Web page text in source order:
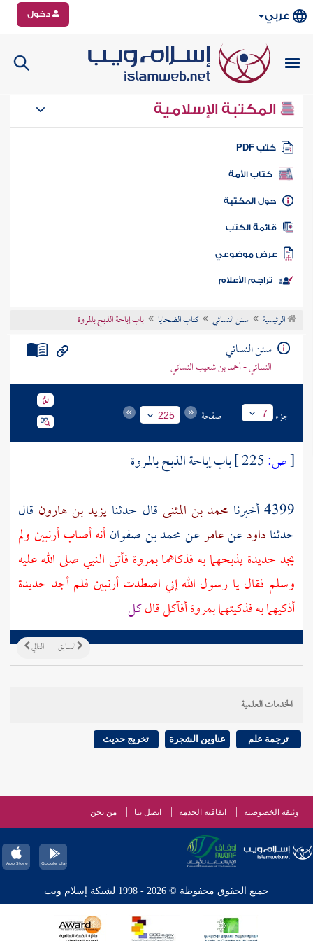
عربي دخول
المكتبة الإسلامية
كتب PDF
كتاب الأمة
المكتبة
الكتب
موضوعي
تراجم الأعلام
الرئيسية سنن النسائي كتاب الضحايا باب إباحة الذبح بالمروة
سنن النسائي
النسائي - أحمد بن شعيب النسائي
جزء 7 صفحة 225
[ص:
باب إباحة الذبح بالمروة
4399 أخبرنا
محمد بن المثنى قال حدثنا يزيد بن هارون قال
حدثناداودعنعامرعنمحمد بن صفوانأنه أصاب أرنبين ولم
يجد حديدة يذبحهما به فذكاهما بمروة فأتى النبي صلى الله عليه
وسلم فقال يا رسول الله إني اصطدت أرنبين فلم أجد حديدة
أذكيهما به فذكيتهما بمروة أفآكل قالكل
التالي السابق
الخدمات العلمية
ترجمة علم عناوين الشجرة تخريج حديث
وثيقة الخصوصية اتفاقية الخدمة اتصل بنا من نحن
جميع الحقوق محفوظة © 2026 - 1998 لشبكة إسلام ويب